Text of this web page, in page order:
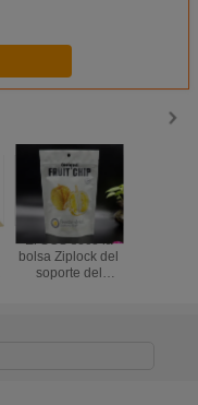
El SGS secó la
bolsa Ziplock del
soporte del